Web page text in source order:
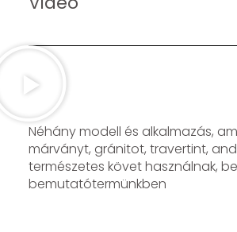
Néhány modell és alkalmazás,
márványt, gránitot, travertint,
természetes követ használnak,
bemutatótermünkben